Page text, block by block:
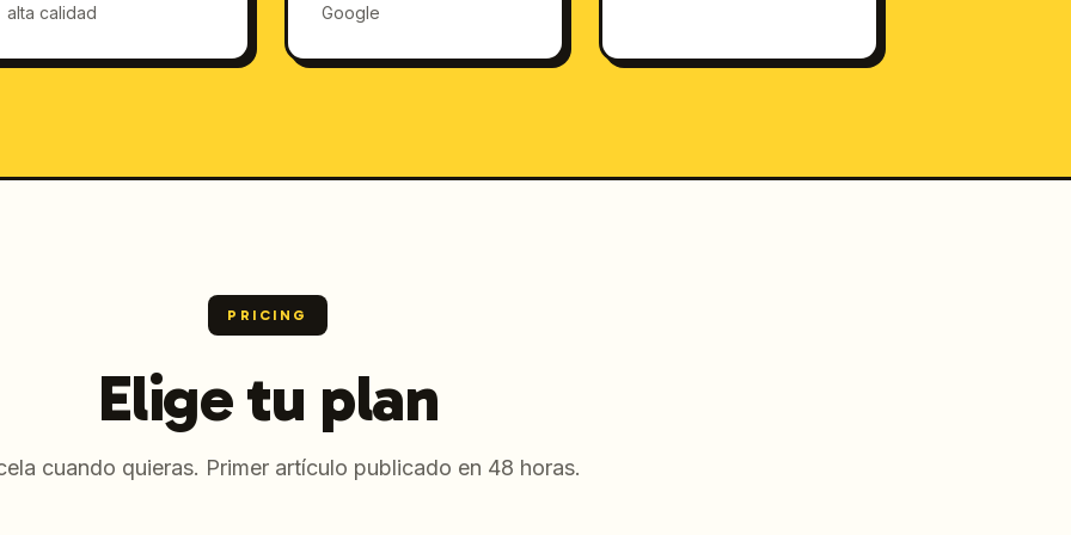
alta calidad Google
PRICING
Elige tu plan
cuando quieras. Primer artículo publicado en 48 horas.